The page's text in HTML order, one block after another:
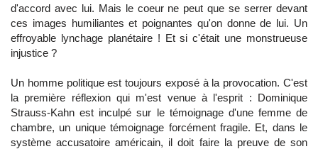
d'accord avec lui. Mais le coeur ne peut que se serrer devant
ces images humiliantes et poignantes qu'on donne de lui. Un
effroyable lynchage planétaire ! Et si c'était une monstrueuse
injustice ?
Un homme politique est toujours exposé à la provocation. C'est
la première réflexion qui m'est venue à l'esprit : Dominique
Strauss-Kahn est inculpé sur le témoignage d'une femme de
chambre, un unique témoignage forcément fragile. Et, dans le
système accusatoire américain, il doit faire la preuve de son